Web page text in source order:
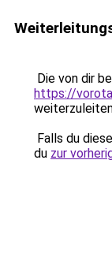
Die von dir
https://
Falls du
du zur